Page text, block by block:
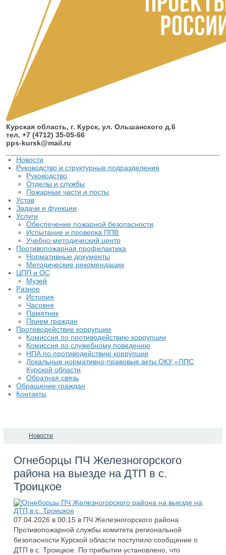
Курская область, г. Курск, ул. Ольшанского д.6
тел. +7 (4712) 35-05-66
pps-kursk@mail.ru
Новости
Руководство и структурные подразделения
Руководство
Отделы и службы
Пожарные части и посты
Устав
Задачи и функции
Услуги
Обеспечение пожарной безопасности
Испытание и проверка ППВ
Учебно-методический центр
Противопожарная профилактика
Нормативные документы
Методические рекомендации
ЦПП и ОС
Музей
Разное
История
Часовня
Памятник
Прием граждан
Противодействие коррупции
Комиссия по противодействию коррупции
Комиссия по служебному поведению
НПА по противодействию коррупции
Локальные нормативно-правовые акты ОКУ «ППС
Курской области
Обратная связь
Обращение граждан
Контакты
Новости
​Огнеборцы ПЧ Железногорского
района на выезде на ДТП в с.
Троицкое
07.04.2026 в 00:15 в ПЧ Железногорского района
Противопожарной службы комитета региональной
безопасности Курской области поступило сообщение о
ДТП в с. Троицкое. По прибытии установлено, что